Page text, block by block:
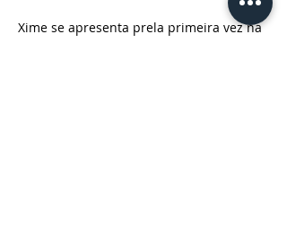
Xime se apresenta prela primeira vez na